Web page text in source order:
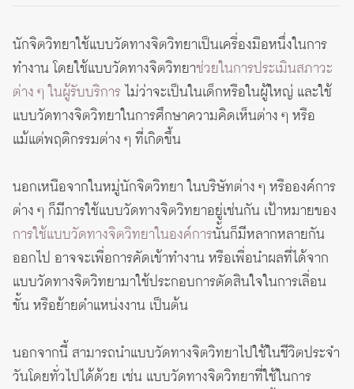
นักจิตวิทยาใช้แบบวัดทางจิตวิทยาเป็นเครื่องมือหนึ่งในการ
ทำงาน โดยใช้แบบวัดทางจิตวิทยาช่วยในการประเมินสภาวะ
ต่าง ๆ ในผู้รับบริการไม่ว่าจะเป็นในเด็กหรือในผู้ใหญ่ และใช้
แบบวัดทางจิตวิทยาในการศึกษาความคิดเห็นต่าง ๆ หรือ
แม้แต่พฤติกรรมต่าง ๆ ที่เกิดขึ้น
นอกเหนือจากในหมู่นักจิตวิทยา ในบริษัทต่าง ๆ หรือองค์การ
ต่าง ๆ ก็มีการใช้แบบวัดทางจิตวิทยาอยู่เช่นกัน เป้าหมายของ
การใช้แบบวัดทางจิตวิทยาในองค์การนั้นก็มีหลากหลายกัน
ออกไป อาจจะเพื่อการคัดเข้าทำงาน หรือเพื่อนำผลที่ได้จาก
แบบวัดทางจิตวิทยามาใช้ประกอบการตัดสินใจในการเลื่อน
ขั้น หรือย้ายตำแหน่งงาน เป็นต้น
นอกจากนี้ สามารถนำแบบวัดทางจิตวิทยาไปใช้ในชีวิตประจำ
วันโดยทั่วไปได้ด้วย เช่น แบบวัดทางจิตวิทยาที่ใช้ในการ